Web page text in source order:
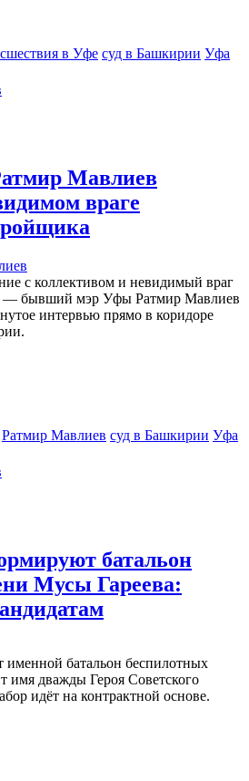
в Уфе суд в Башкирии Уфа
Мавлиев
враге
с коллективом и невидимый враг
— бывший мэр Уфы Ратмир Мавлиев
интервью прямо в коридоре
Ратмир Мавлиев суд в Башкирии Уфа
батальон
Мусы Гареева:
батальон беспилотных
имя дважды Героя Советского
идёт на контрактной основе.